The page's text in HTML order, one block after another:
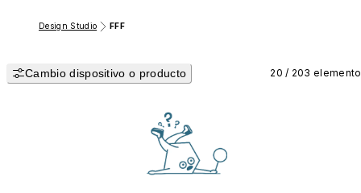
Design Studio FFF
Cambio dispositivo o producto 20 / 203